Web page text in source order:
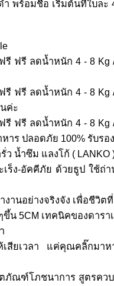
พร้อมชื่อ เริ่มต้นที่ใบละ
ฟรี ลดน้ำหนัก 4 - 8 Kg
ฟรี ลดน้ำหนัก 4 - 8 Kg
ค่ะ
ฟรี ลดน้ำหนัก 4 - 8 Kg
าร ปลอดภัย 100% รับรอ
น้ำซึม แลงโก้ (
ร็ง-อัคคีภัย ด้วยธูป ใช้ถ่
งานอย่างจริงจัง เพื่อชีวิต
น 5CM เทคนิคของดารา
เสียเวลา แค่คุณคลิ๊กมา
ภัณฑ์โภชนาการ สูตรคว